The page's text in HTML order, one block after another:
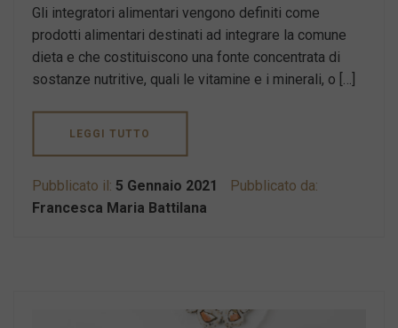
Gli integratori alimentari vengono definiti come
prodotti alimentari destinati ad integrare la comune
dieta e che costituiscono una fonte concentrata di
sostanze nutritive, quali le vitamine e i minerali, o […]
LEGGI TUTTO
Pubblicato il: 5 Gennaio 2021
Pubblicato da:
Francesca Maria Battilana